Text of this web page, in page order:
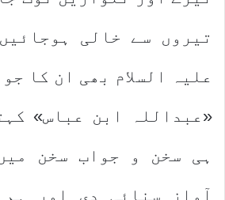
تیروں سے خالی
علیہ السلام بھی ان کا
«عبداللہ ابن عباس»
ہی سخن و جواب سخن
آواز سنائی دی اور ہم